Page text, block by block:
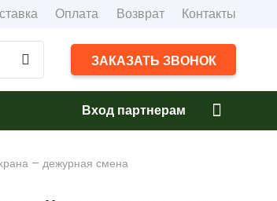
Оплата Возврат Контакты
ЗАКАЗАТЬ ЗВОНОК
Вход партнерам
– дежурная смена